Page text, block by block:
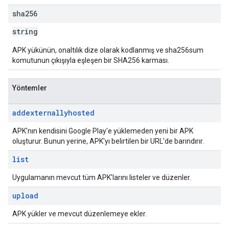
sha256
string
APK yükünün, onaltılık dize olarak kodlanmış ve sha256sum
komutunun çıkışıyla eşleşen bir SHA256 karması.
Yöntemler
addexternallyhosted
APK'nın kendisini Google Play'e yüklemeden yeni bir APK
oluşturur. Bunun yerine, APK'yı belirtilen bir URL'de barındırır.
list
Uygulamanın mevcut tüm APK'larını listeler ve düzenler.
upload
APK yükler ve mevcut düzenlemeye ekler.